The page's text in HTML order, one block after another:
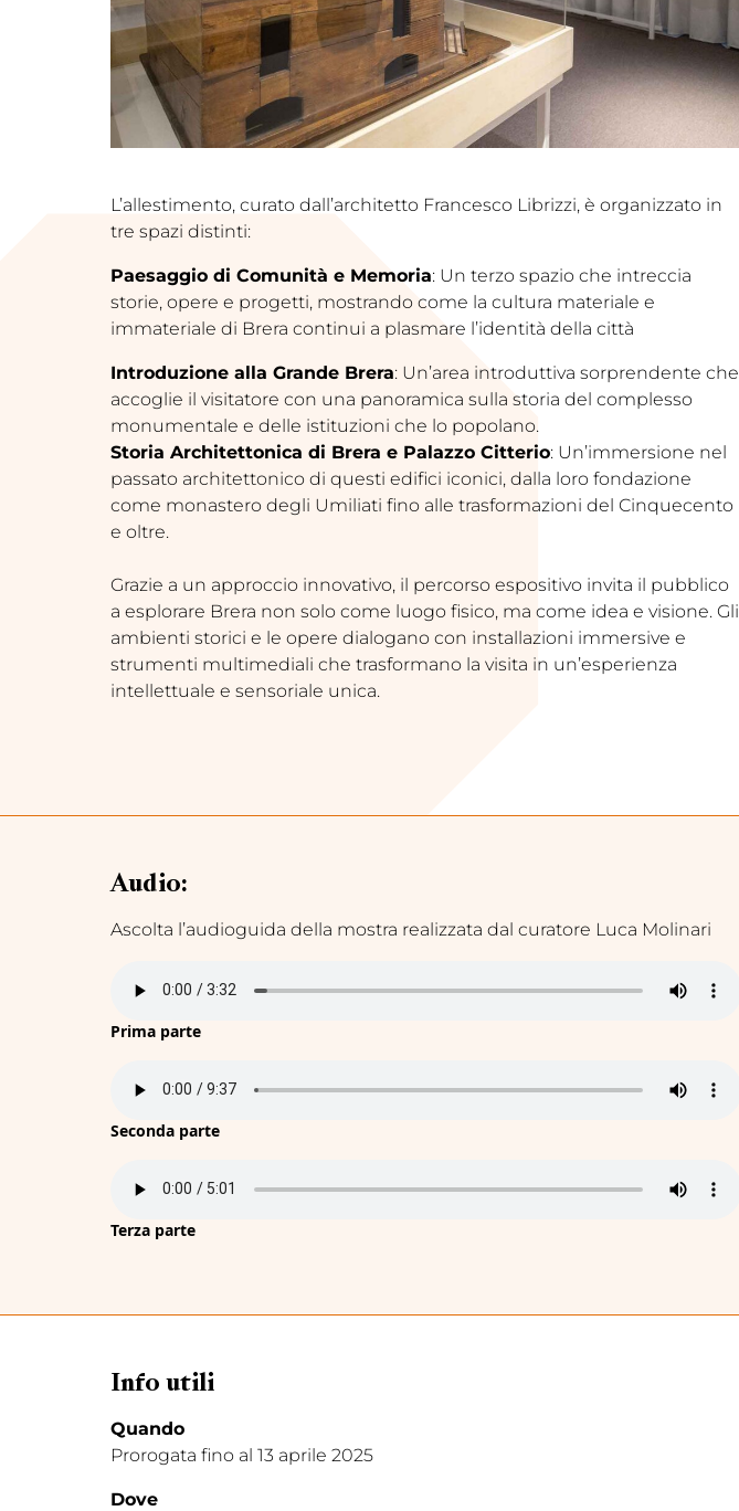
L’allestimento, curato dall’architetto Francesco Librizzi, è organizzato in
tre spazi distinti:
Paesaggio di Comunità e Memoria: Un terzo spazio che intreccia
storie, opere e progetti, mostrando come la cultura materiale e
immateriale di Brera continui a plasmare l’identità della città​
Introduzione alla Grande Brera: Un’area introduttiva sorprendente che
accoglie il visitatore con una panoramica sulla storia del complesso
monumentale e delle istituzioni che lo popolano.
Storia Architettonica di Brera e Palazzo Citterio: Un’immersione nel
passato architettonico di questi edifici iconici, dalla loro fondazione
come monastero degli Umiliati fino alle trasformazioni del Cinquecento
e oltre.
Grazie a un approccio innovativo, il percorso espositivo invita il pubblico
a esplorare Brera non solo come luogo fisico, ma come idea e visione. Gli
ambienti storici e le opere dialogano con installazioni immersive e
strumenti multimediali che trasformano la visita in un’esperienza
intellettuale e sensoriale unica.
Audio:
Ascolta l’audioguida della mostra realizzata dal curatore Luca Molinari
Prima parte
Seconda parte
Terza parte
Info utili
Quando
Prorogata fino al 13 aprile 2025
Dove